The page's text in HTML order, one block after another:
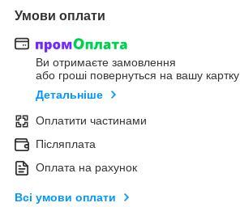
Умови оплати
Ви отримаєте замовлення
або гроші повернуться на вашу картку
Детальніше
Оплатити частинами
Післяплата
Оплата на рахунок
Всі умови оплати